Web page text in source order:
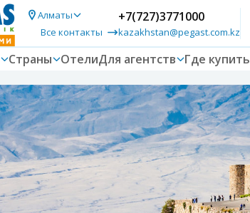
Алматы
Все контакты
+7(727)3771000
kazakhstan@pegast.com.kz
Страны ОтелиДля агентств Где купить